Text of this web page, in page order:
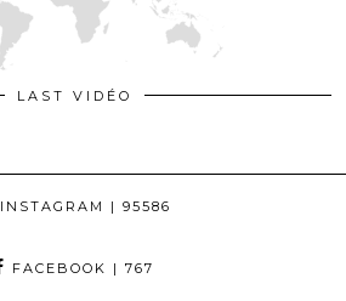
LAST VIDÉO
INSTAGRAM | 95586
FACEBOOK | 767